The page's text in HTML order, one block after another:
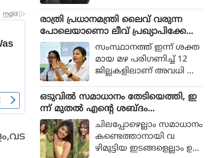
മൊഹ്സിന്‍ നഖ്വി
വ്യാഴാഴ്ച പറഞ്ഞു. കര
സേനാ മേധാവി ഫീല്‍ഡ്
മാര്‍ഷല്‍ സയ്യിദ് അസിം
മുനീറിന്റെ അടുത്ത
യാളായി അറിയപ്പെടുന്ന ന
ഖ്വി പാകിസ്ഥാന്റെ
കോക്രോച്ചുകള്‍ ഒ
ന്നിച്ചാല്‍ രാജ്യത്തെ മ
റിച്ചിടാന്‍ കഴിയുമെന്ന് പറ
ഞ്ഞു.
രാത്രി പ്രധാനമന്ത്രി ലൈവ് വരുന്ന
പോലെയാണൊ ലീവ് പ്രഖ്യാപിക്കേണ്ട
ത്, എറണാകുളം ജില്ലാ കളക്ടർ
ക്കെതിരെ വിമർശനം
സംസ്ഥാനത്ത് ഇന്ന് ശക്ത
മായ മഴ പരിഗണിച്ച് 12
ജില്ലകളിലാണ് അവധി പ്ര
ഒടുവില്‍ സമാധാനം തേടിയെത്തി, ഇ
ന്ന് മുതല്‍ എന്റെ ശബ്ദം
തിരെഞ്ഞെടുക്കുന്നു, പോസ്റ്റുമായി
അനുപമ പരമേശ്വരന്‍, ഒരു ബ്രെയ്ക്ക
പ്പ് മണക്കുന്നുവെന്ന് സോഷ്യല്‍
ചിലപ്പോഴെല്ലാം സമാധാനം
കണ്ടെത്താനായി വ
ഴിമുട്ടിയ ഇടങ്ങളെല്ലാം ഉ